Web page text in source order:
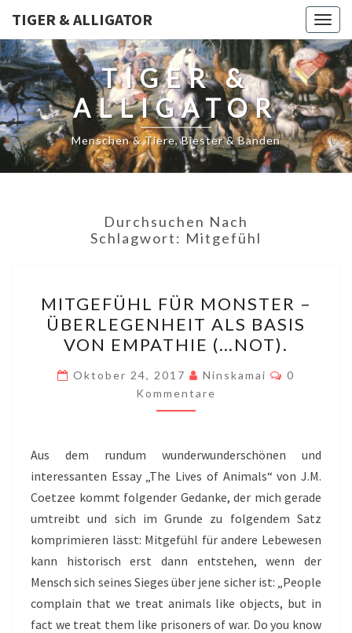
TIGER & ALLIGATOR
TIGER &
ALLIGATOR
Menschen & Tiere, Biester & Banden
Durchsuchen Nach
Schlagwort: Mitgefühl
FÜR
MONSTER
–
ÜBERLEGENHEIT
ALS
BASIS
EMPATHIE
(…
NOT).
MITGEFÜHL FÜR MONSTER –
ÜBERLEGENHEIT ALS BASIS
VON EMPATHIE (…NOT).
Oktober 24, 2017 Ninskamai
0
Kommentare
Aus dem rundum wunderwunderschönen und
interessanten Essay „The Lives of Animals“ von J.M.
Coetzee kommt folgender Gedanke, der mich gerade
umtreibt und sich im Grunde zu folgendem Satz
komprimieren lässt: Mitgefühl für andere Lebewesen
kann historisch erst dann entstehen, wenn der
Mensch sich seines Sieges über jene sicher ist: „People
complain that we treat animals like objects, but in
fact we treat them like prisoners of war. Do you know